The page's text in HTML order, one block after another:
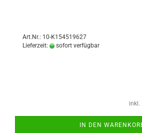
Art.Nr.: 10-K154519627
Lieferzeit:
sofort verfügbar
inkl.
IN DEN